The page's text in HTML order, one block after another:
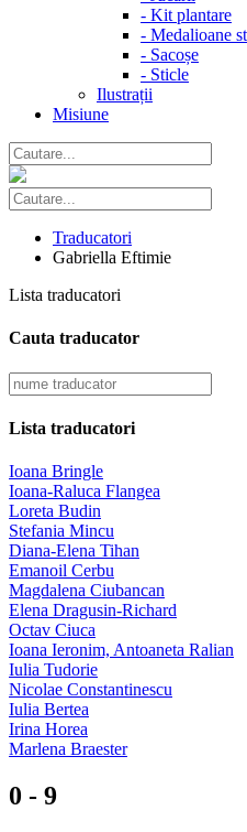
- Kit plantare
- Medalioane
- Sacoșe
- Sticle
Ilustrații
Misiune
Traducatori
Gabriella Eftimie
Lista traducatori
Cauta traducator
Lista traducatori
Ioana Bringle
Ioana-Raluca Flangea
Loreta Budin
Stefania Mincu
Diana-Elena Tihan
Emanoil Cerbu
Magdalena Ciubancan
Elena Dragusin-Richard
Octav Ciuca
Ioana Ieronim, Antoaneta Ralian
Iulia Tudorie
Nicolae Constantinescu
Iulia Bertea
Irina Horea
Marlena Braester
0 - 9